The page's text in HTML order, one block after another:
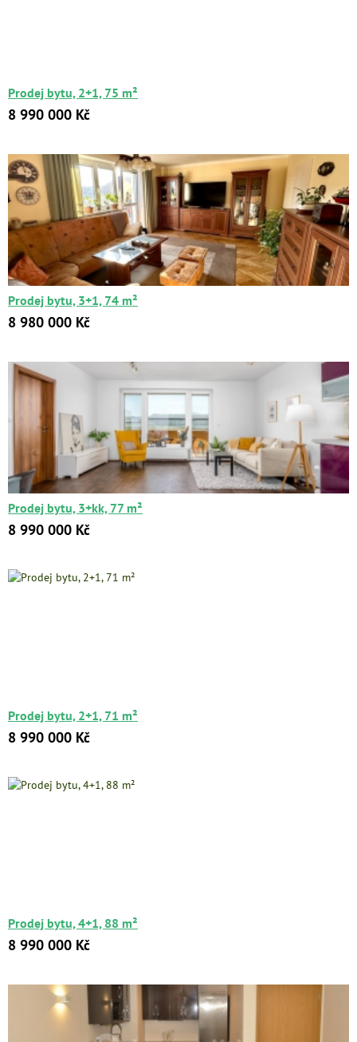
Prodej bytu, 2+1, 75 m²
8 990 000 Kč
Prodej bytu, 3+1, 74 m²
8 980 000 Kč
Prodej bytu, 3+kk, 77 m²
8 990 000 Kč
Prodej bytu, 2+1, 71 m²
8 990 000 Kč
Prodej bytu, 4+1, 88 m²
8 990 000 Kč